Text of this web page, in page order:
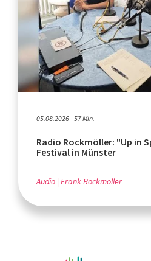
05.08.2026 - 57 Min.
Radio Rockmöller: "Up in
Festival in Münster
Audio Frank Rockmöller